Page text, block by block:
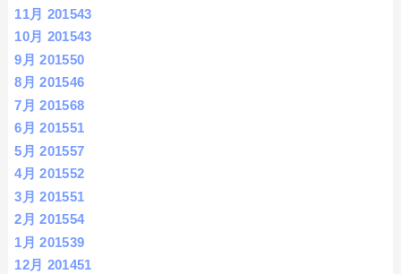
11月 201543
10月 201543
9月 201550
8月 201546
7月 201568
6月 201551
5月 201557
4月 201552
3月 201551
2月 201554
1月 201539
12月 201451